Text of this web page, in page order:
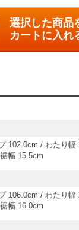
選択した商品
カートに入れ
102.0cm / わたり幅
幅 15.5cm
106.0cm / わたり幅
幅 16.0cm